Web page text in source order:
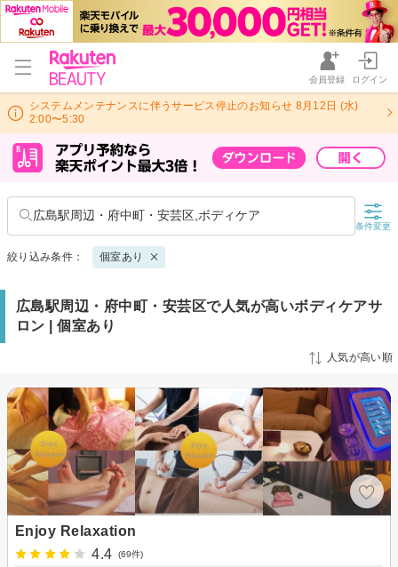
会員登録 ログイン
システムメンテナンスに伴うサービス停止のお知らせ 8月12日 (水)
2:00〜5:30
広島駅周辺・府中町・安芸区,ボディケア
条件変更
絞り込み条件： 個室あり
広島駅周辺・府中町・安芸区で人気が高いボディケアサ
ロン | 個室あり
人気が高い順
Enjoy Relaxation
4.4
(69件)